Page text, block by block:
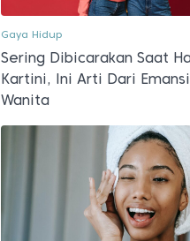
Gaya Hidup
Sering Dibicarakan Saat
Kartini, Ini Arti Dari
Wanita